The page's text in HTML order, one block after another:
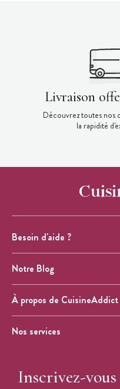
Livraison
Découvrez toutes nos
la rapidité
Besoin d'aide ?
Notre Blog
À propos de CuisineAddict
Nos services
Inscrivez-